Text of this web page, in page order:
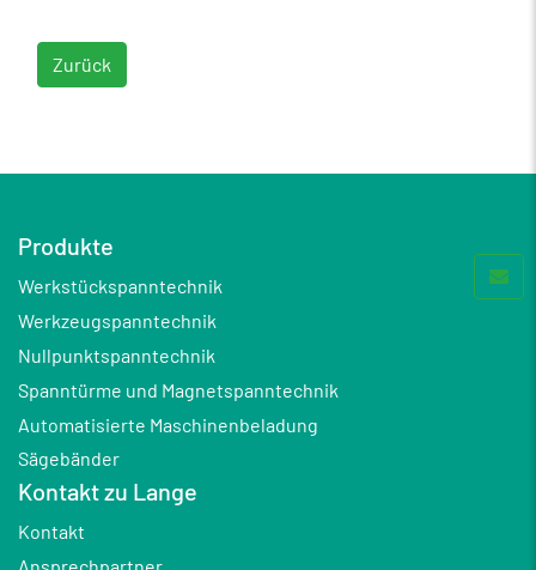
Zurück
Produkte
Werkstückspanntechnik
Werkzeugspanntechnik
Nullpunktspanntechnik
Spanntürme und Magnetspanntechnik
Automatisierte Maschinenbeladung
Sägebänder
Kontakt zu Lange
Kontakt